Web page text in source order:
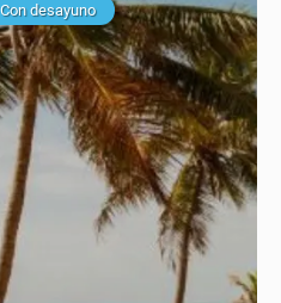
desayuno